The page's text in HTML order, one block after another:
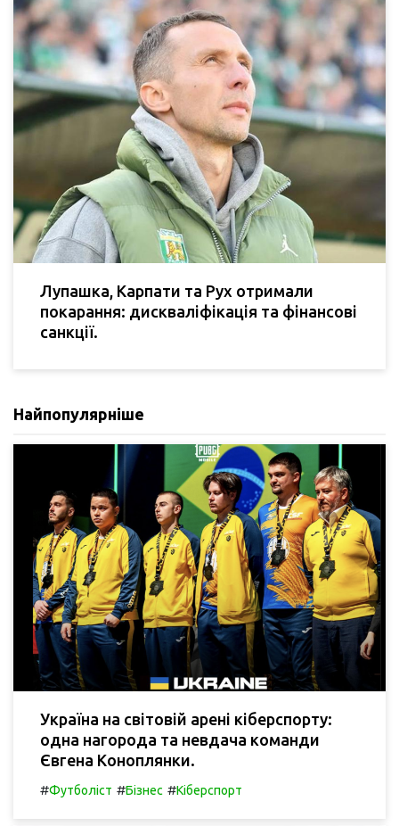
Лупашка, Карпати та Рух отримали
покарання: дискваліфікація та фінансові
санкції.
Найпопулярніше
Україна на світовій арені кіберспорту:
одна нагорода та невдача команди
Євгена Коноплянки.
#Футболіст #Бізнес #Кіберспорт